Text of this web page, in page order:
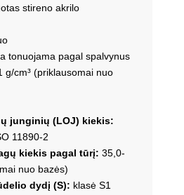
stireno akrilo
tonuojama pagal spalvynus
g/cm³ (priklausomai nuo
junginių (LOJ) kiekis:
11890-2
kiekis pagal tūrį: 35,0-
nuo bazės)
dydį (S): klasė S1